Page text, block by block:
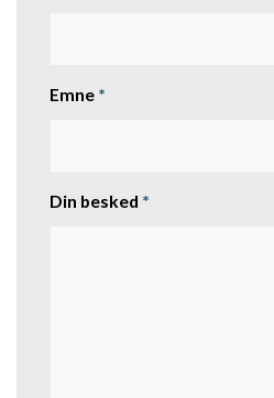
Emne *
Din besked *